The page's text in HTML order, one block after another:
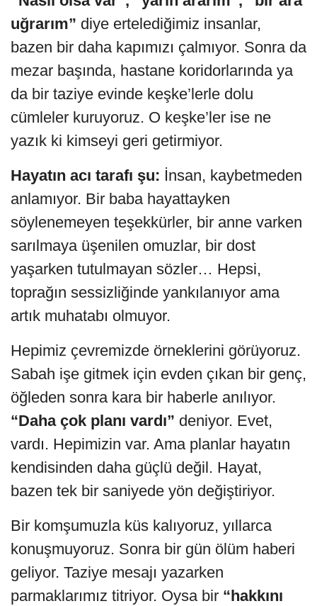
uğrarım” diye ertelediğimiz insanlar,
bazen bir daha kapımızı çalmıyor. Sonra da
mezar başında, hastane koridorlarında ya
da bir taziye evinde keşke’lerle dolu
cümleler kuruyoruz. O keşke’ler ise ne
yazık ki kimseyi geri getirmiyor.
Hayatın acı tarafı şu: İnsan, kaybetmeden
anlamıyor. Bir baba hayattayken
söylenemeyen teşekkürler, bir anne varken
sarılmaya üşenilen omuzlar, bir dost
yaşarken tutulmayan sözler… Hepsi,
toprağın sessizliğinde yankılanıyor ama
artık muhatabı olmuyor.
Hepimiz çevremizde örneklerini görüyoruz.
Sabah işe gitmek için evden çıkan bir genç,
öğleden sonra kara bir haberle anılıyor.
“Daha çok planı vardı” deniyor. Evet,
vardı. Hepimizin var. Ama planlar hayatın
kendisinden daha güçlü değil. Hayat,
bazen tek bir saniyede yön değiştiriyor.
Bir komşumuzla küs kalıyoruz, yıllarca
konuşmuyoruz. Sonra bir gün ölüm haberi
geliyor. Taziye mesajı yazarken
parmaklarımız titriyor. Oysa bir “hakkını